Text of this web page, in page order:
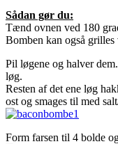
Sådan gør du:
Tænd ovnen ved 180
Bomben kan også
Pil løgene og halver
løg.
Resten af det ene løg
ost og smages til med
Form farsen til 4 bolde